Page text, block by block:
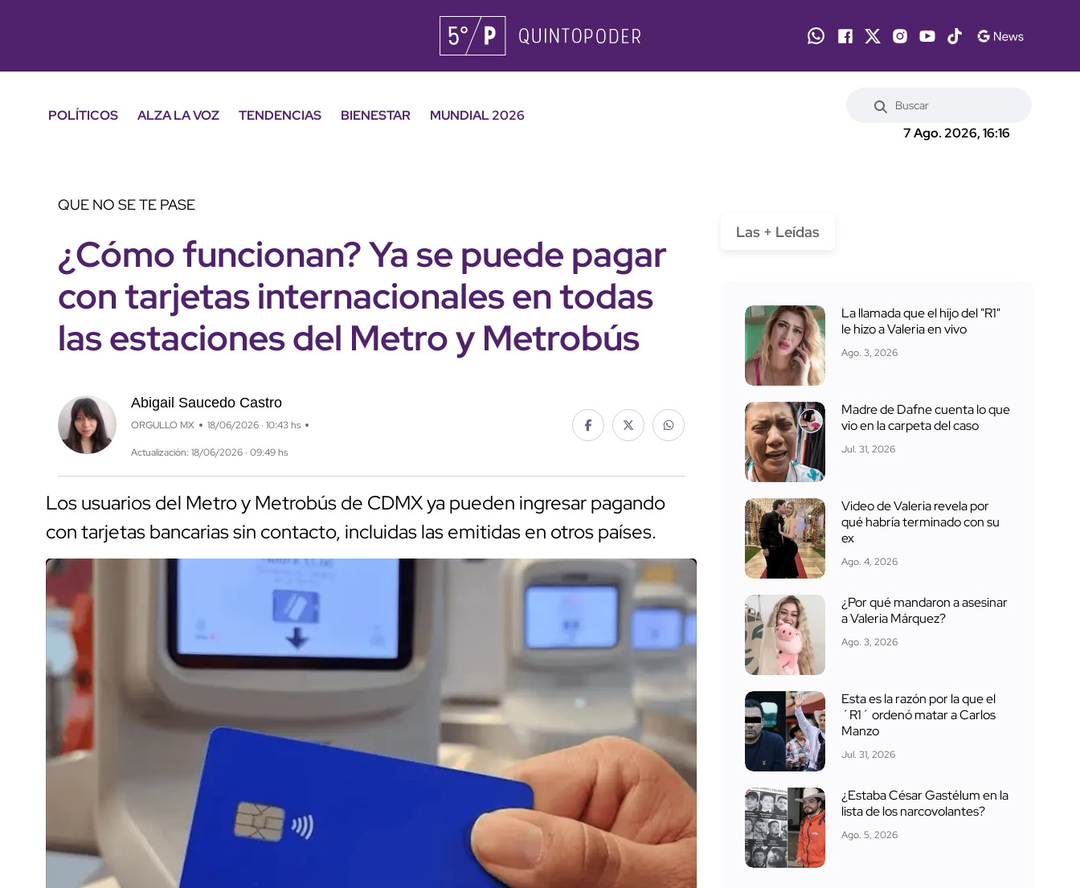
POLÍTICOS ALZA LA VOZ TENDENCIAS BIENESTAR
MUNDIAL 2026
7 Ago. 2026, 16:16
QUE NO SE TE PASE
¿Cómo funcionan? Ya se puede pagar
con tarjetas internacionales en todas
las estaciones del Metro y Metrobús
Abigail Saucedo Castro
ORGULLO MX 18/06/2026 · 10:43 hs
Actualización: 18/06/2026 · 09:49 hs
Los usuarios del Metro y Metrobús de CDMX ya pueden ingresar pagando
con tarjetas bancarias sin contacto, incluidas las emitidas en otros países.
Las + Leídas
La llamada que el hijo del "R1"
le hizo a Valeria en vivo
Ago. 3, 2026
Madre de Dafne cuenta lo que
vio en la carpeta del caso
Jul. 31, 2026
Video de Valeria revela por
qué habría terminado con su
ex
Ago. 4, 2026
¿Por qué mandaron a asesinar
a Valeria Márquez?
Ago. 3, 2026
Esta es la razón por la que el
´R1´ ordenó matar a Carlos
Manzo
Jul. 31, 2026
¿Estaba César Gastélum en la
lista de los narcovolantes?
Ago. 5, 2026